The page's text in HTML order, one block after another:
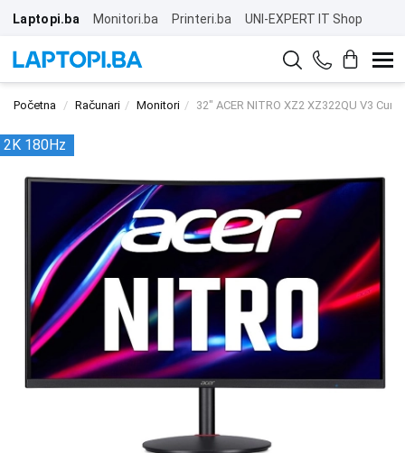
Laptopi.ba Monitori.ba Printeri.ba UNI-EXPERT IT Shop
Početna Računari Monitori 32" ACER NITRO XZ2 XZ322QU V3
2K 180Hz